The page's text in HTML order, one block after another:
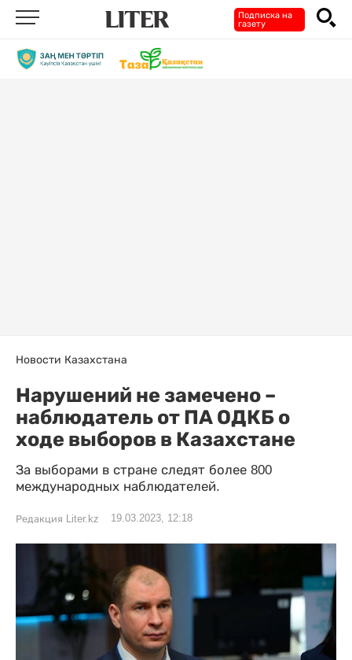
Подписка на
газету
Новости Казахстана
Нарушений не замечено –
наблюдатель от ПА ОДКБ о
ходе выборов в Казахстане
За выборами в стране следят более 800
международных наблюдателей.
Редакция Liter.kz 19.03.2023, 12:18